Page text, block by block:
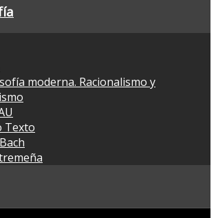
moderna. Racionalismo y
Texto